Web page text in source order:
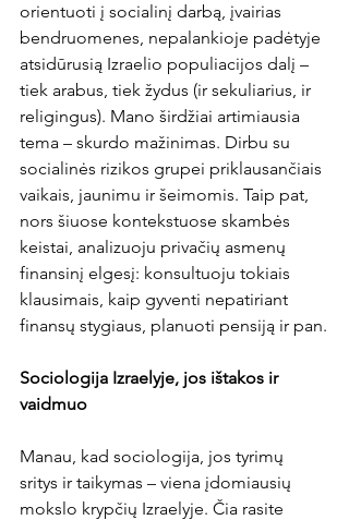
orientuoti į socialinį darbą, įvairias
bendruomenes, nepalankioje padėtyje
atsidūrusią Izraelio populiacijos dalį –
tiek arabus, tiek žydus (ir sekuliarius, ir
religingus). Mano širdžiai artimiausia
tema – skurdo mažinimas. Dirbu su
socialinės rizikos grupei priklausančiais
vaikais, jaunimu ir šeimomis. Taip pat,
nors šiuose kontekstuose skambės
keistai, analizuoju privačių asmenų
finansinį elgesį: konsultuoju tokiais
klausimais, kaip gyventi nepatiriant
finansų stygiaus, planuoti pensiją ir pan.
Sociologija Izraelyje, jos ištakos ir
vaidmuo
Manau, kad sociologija, jos tyrimų
sritys ir taikymas – viena įdomiausių
mokslo krypčių Izraelyje. Čia rasite